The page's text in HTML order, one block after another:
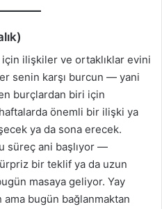
için ilişkiler ve ortaklıklar evini
senin karşı burcun — yani
burçlardan biri için
önemli bir ilişki ya
ya da sona erecek.
süreç ani başlıyor —
bir teklif ya da uzun
masaya geliyor. Yay
bugün bağlanmaktan